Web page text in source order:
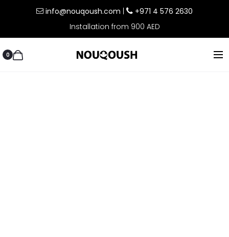
info@nouqoush.com
+971 4 576 2630
Installation from 900 AED
0